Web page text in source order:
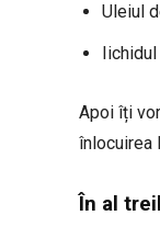
Uleiul
Apoi îți
înlocuirea
În al